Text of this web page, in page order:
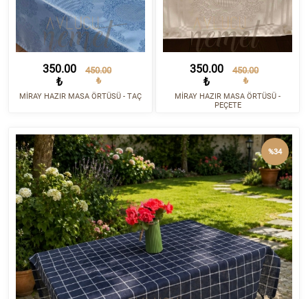
350.00
₺
450.00
₺
MİRAY HAZIR MASA ÖRTÜSÜ - TAÇ
350.00
₺
450.00
₺
MİRAY HAZIR MASA ÖRTÜSÜ -
PEÇETE
%34